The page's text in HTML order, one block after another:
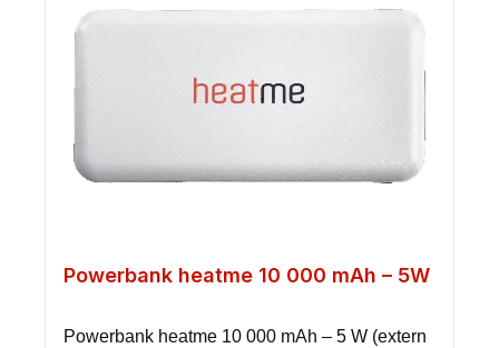
Powerbank heatme 10 000 mAh – 5W
Powerbank heatme 10 000 mAh – 5 W (extern